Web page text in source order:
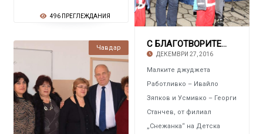
496 ПРЕГЛЕЖДАНИЯ
С БЛАГОТВОРИТЕЛНА КАУЗА Светна елхата в Пирд
ДЕКЕМВРИ 27, 2016
Малките джуджета
Работливко – Ивайло
Зяпков и Усмивко – Георги
Станчев, от филиал
„Снежанка“ на Детска
Чавдар